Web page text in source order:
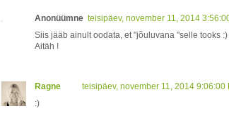
Anonüümne teisipäev, november 11, 2014
Siis jääb ainult oodata, et "jõuluvana "selle tooks :)
Aitäh !
Ragne
teisipäev, november 11, 2014 9:06:00
:)